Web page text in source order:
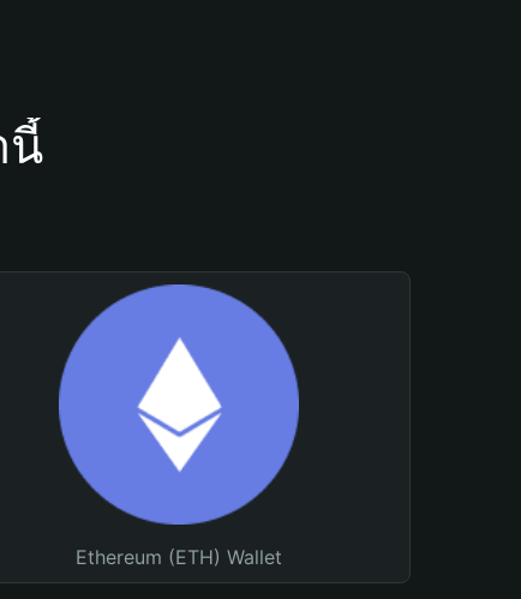
นี้
Ethereum (ETH) Wallet